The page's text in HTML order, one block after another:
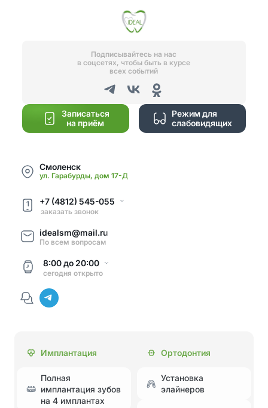
Подписывайтесь на нас
в соцсетях, чтобы быть в курсе
всех событий
Режим для
слабовидящих
Записаться
на приём
Смоленск
ул. Гарабурды, дом 17-Д
1 +7 (4812) 545-055
заказать звонок
idealsm@mail.ru
По всем вопросам
8:00до20:00
сегодняоткрыто
Имплантация
Полная
имплантация зубов
на 4 имплантах
Ортодонтия
Установка
элайнеров